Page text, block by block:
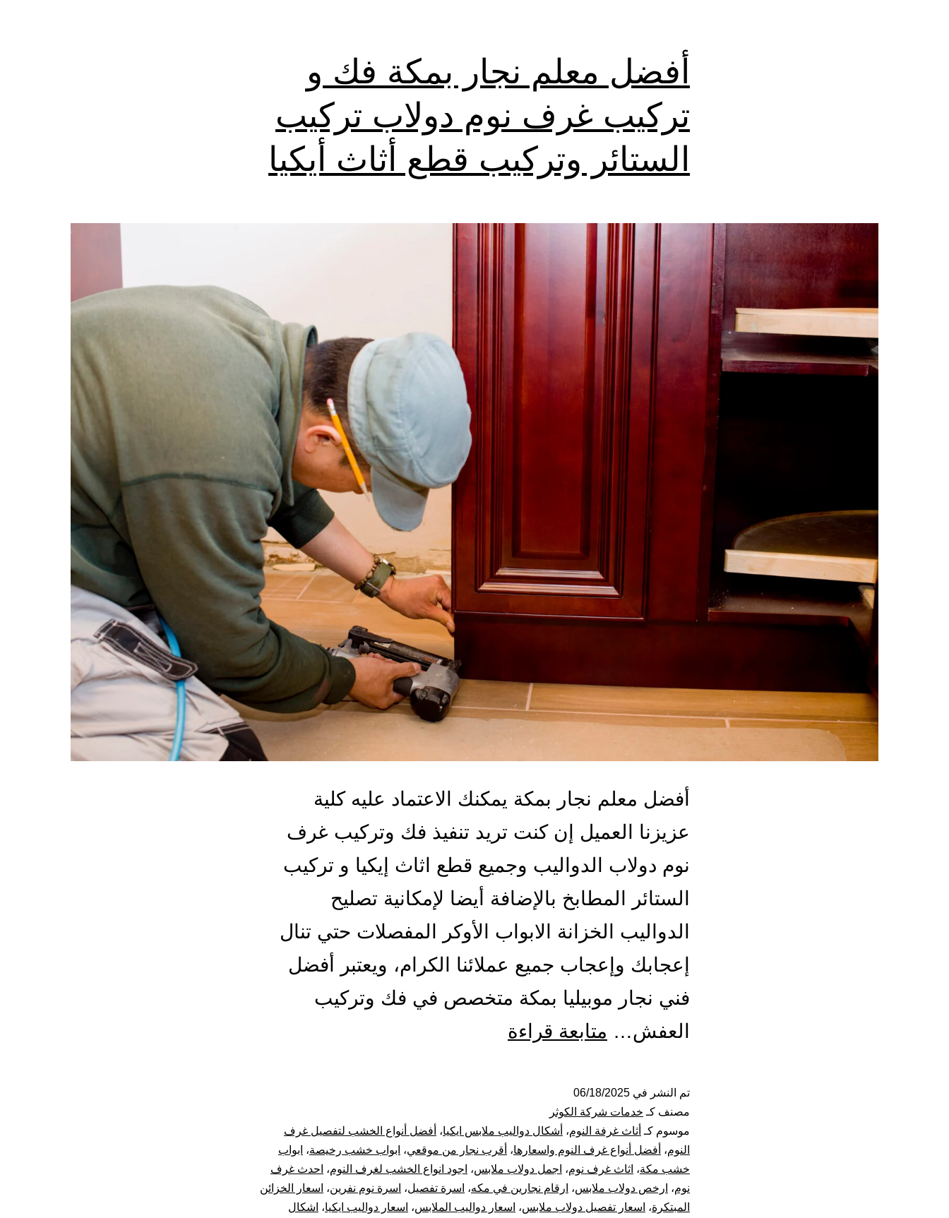
أفضل معلم نجار بمكة فك و
تركيب غرف نوم دولاب تركيب
الستائر وتركيب قطع أثاث أيكيا
أفضل معلم نجار بمكة يمكنك الاعتماد عليه كلية
عزيزنا العميل إن كنت تريد تنفيذ فك وتركيب غرف
نوم دولاب الدواليب وجميع قطع اثاث إيكيا و تركيب
الستائر المطابخ بالإضافة أيضا لإمكانية تصليح
الدواليب الخزانة الابواب الأوكر المفصلات حتي تنال
إعجابك وإعجاب جميع عملائنا الكرام، ويعتبر أفضل
فني نجار موبيليا بمكة متخصص في فك وتركيب
العفش… متابعة قراءة
بمكة
فك
و
تم النشر في 06/18/2025
مصنف كـ خدمات شركة الكوثر
موسوم كـ أثاث غرفة النوم، أشكال دواليب ملابس ايكيا، أفضل أنواع الخشب لتفصيل غرف
النوم، أفضل أنواع غرف النوم واسعارها، أقرب نجار من موقعي، ابواب خشب رخيصة، ابواب
خشب مكة، اثاث غرف نوم، اجمل دولاب ملابس، اجود انواع الخشب لغرف النوم، احدث غرف
نوم، ارخص دولاب ملابس، ارقام نجارين في مكه، اسرة تفصيل، اسرة نوم نفرين، اسعار الخزائن
المبتكرة، اسعار تفصيل دولاب ملابس، اسعار دواليب الملابس، اسعار دواليب ايكيا، اشكال